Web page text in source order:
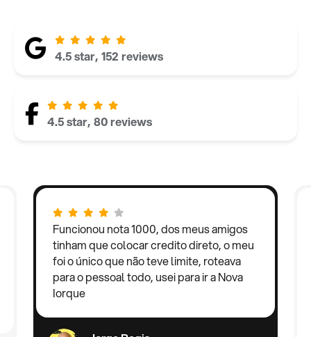
4.5 star, 152 reviews
4.5 star, 80 reviews
Funcionou nota 1000, dos meus amigos
tinham que colocar credito direto, o meu
foi o único que não teve limite, roteava
para o pessoal todo, usei para ir a Nova
Iorque